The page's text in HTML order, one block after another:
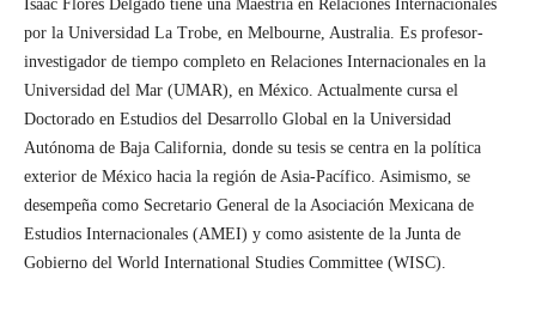
Isaac Flores Delgado tiene una Maestría en Relaciones Internacionales
por la Universidad La Trobe, en Melbourne, Australia. Es profesor-
investigador de tiempo completo en Relaciones Internacionales en la
Universidad del Mar (UMAR), en México. Actualmente cursa el
Doctorado en Estudios del Desarrollo Global en la Universidad
Autónoma de Baja California, donde su tesis se centra en la política
exterior de México hacia la región de Asia-Pacífico. Asimismo, se
desempeña como Secretario General de la Asociación Mexicana de
Estudios Internacionales (AMEI) y como asistente de la Junta de
Gobierno del World International Studies Committee (WISC).